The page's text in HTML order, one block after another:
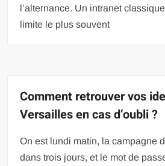
l’alternance. Un intranet
limite le plus souvent
Comment retrouver vos
Versailles en cas d’oubli ?
On est lundi matin, la campagne
dans trois jours, et le mot de